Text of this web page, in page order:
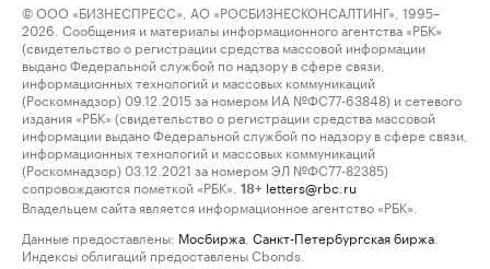
© ООО «БИЗНЕСПРЕСС», АО «РОСБИЗНЕСКОНСАЛТИНГ», 1995–
2026. Сообщения и материалы информационного агентства «РБК»
(свидетельство о регистрации средства массовой информации
выдано Федеральной службой по надзору в сфере связи,
информационных технологий и массовых коммуникаций
(Роскомнадзор) 09.12.2015 за номером ИА №ФС77-63848) и сетевого
издания «РБК» (свидетельство о регистрации средства массовой
информации выдано Федеральной службой по надзору в сфере связи,
информационных технологий и массовых коммуникаций
(Роскомнадзор) 03.12.2021 за номером ЭЛ №ФС77-82385)
сопровождаются пометкой «РБК».
18+ letters@rbc.ru
Владельцем сайта является информационное агентство «РБК».
Данные предоставлены: Мосбиржа Санкт-Петербургская биржа
Индексы облигаций предоставлены Cbonds.